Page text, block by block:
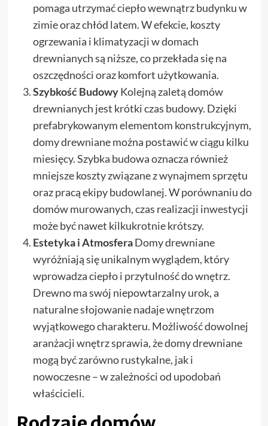
pomaga utrzymać ciepło wewnątrz budynku w
zimie oraz chłód latem. W efekcie, koszty
ogrzewania i klimatyzacji w domach
drewnianych są niższe, co przekłada się na
oszczędności oraz komfort użytkowania.
Szybkość BudowyKolejną zaletą domów
drewnianych jest krótki czas budowy. Dzięki
prefabrykowanym elementom konstrukcyjnym,
domy drewniane można postawić w ciągu kilku
miesięcy. Szybka budowa oznacza również
mniejsze koszty związane z wynajmem sprzętu
oraz pracą ekipy budowlanej. W porównaniu do
domów murowanych, czas realizacji inwestycji
może być nawet kilkukrotnie krótszy.
Estetyka i AtmosferaDomy drewniane
wyróżniają się unikalnym wyglądem, który
wprowadza ciepło i przytulność do wnętrz.
Drewno ma swój niepowtarzalny urok, a
naturalne słojowanie nadaje wnętrzom
wyjątkowego charakteru. Możliwość dowolnej
aranżacji wnętrz sprawia, że domy drewniane
mogą być zarówno rustykalne, jak i
nowoczesne – w zależności od upodobań
właścicieli.